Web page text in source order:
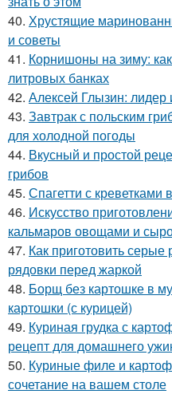
40. Хрустящие
и советы
41. Корнишоны на зиму:
литровых банках
42. Алексей Глызин: лидер
43. Завтрак с польским
для холодной погоды
44. Вкусный и простой
грибов
45. Спагетти с креветками
46. Искусство
кальмаров овощами и
47. Как приготовить серые
рядовки перед жаркой
48. Борщ без картошке в
картошки (с курицей)
49. Куриная грудка с
рецепт для домашнего
50. Куриные филе и
сочетание на вашем столе